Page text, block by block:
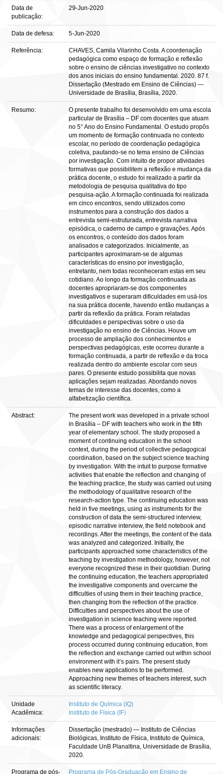
Data de
publicação:
29-Jun-2020
Data de defesa: 5-Jun-2020
Referência:
CHAVES, Camila Vilarinho Costa. A coordenação
pedagógica como espaço de formação e reflexão
sobre o ensino de ciências investigativo no contexto
dos anos iniciais do ensino fundamental. 2020. 87 f.
Dissertação (Mestrado em Ensino de Ciências) —
Universidade de Brasília, Brasília, 2020.
Resumo:
O presente trabalho foi desenvolvido em uma escola
particular de Brasília – DF com docentes que atuam
no 5° Ano do Ensino Fundamental. O estudo propôs
um momento de formação continuada no contexto
escolar, no período de coordenação pedagógica
coletiva, pautando-se no tema ensino de Ciências
por investigação. Com intuito de propor atividades
formativas que possibilitem a reflexão e mudança da
prática docente, o estudo foi realizado a partir da
metodologia de pesquisa qualitativa do tipo
pesquisa-ação. A formação continuada foi realizada
em cinco encontros, sendo utilizados como
instrumentos para a construção dos dados a
entrevista semi-estruturada, entrevista narrativa
episódica, o caderno de campo e gravações. Após
os encontros, o conteúdo dos dados foram
analisados e categorizados. Inicialmente, as
participantes aproximaram-se de algumas
características do ensino por investigação,
entretanto, nem todas reconheceram estas em seu
cotidiano. Ao longo da formação continuada as
docentes apropriaram-se dos componentes
investigativos e superaram dificuldades em usá-los
na sua prática docente, havendo então mudanças a
partir da reflexão da prática. Foram relatadas
dificuldades e perspectivas sobre o uso da
investigação no ensino de Ciências. Houve um
processo de ampliação dos conhecimentos e
perspectivas pedagógicas, este ocorreu durante a
formação continuada, a partir de reflexão e da troca
realizada dentro do ambiente escolar com seus
pares. O presente estudo possibilita que novas
aplicações sejam realizadas. Abordando novos
temas de interesse das docentes, como a
alfabetização científica.
Abstract:
The present work was developed in a private school
in Brasília – DF with teachers who work in the fifth
year of elementary school. The study proposed a
moment of continuing education in the school
context, during the period of collective pedagogical
coordination, based on the subject science teaching
by investigation. With the intuit to purpose formative
activities that enable the reflection and changing of
the teaching practice, the study was carried out using
the methodology of qualitative research of the
research-action type. The continuing education was
held in five meetings, using as instruments for the
construction of data the semi-structured interview,
episodic narrative interview, the field notebook and
recordings. After the meetings, the content of the data
was analyzed and categorized. Initially, the
participants approached some characteristics of the
teaching by investigation methodology, however, not
everyone recognized these in their quotidian. During
the continuing education, the teachers appropriated
the investigative components and overcame the
difficulties of using them in their teaching practice,
then changing from the reflection of the practice.
Difficulties and perspectives about the use of
investigation in science teaching were reported.
There was a process of enlargement of the
knowledge and pedagogical perspectives, this
process occurred during continuing education, from
the reflection and exchange carried out within school
environment with it’s pairs. The present study
enables new applications to be performed.
Approaching new themes of teachers interest, such
as scientific literacy.
Unidade
Acadêmica:
Instituto de Química (IQ)
Instituto de Física (IF)
Informações
adicionais:
Dissertação (mestrado) — Instituto de Ciências
Biológicas, Instituto de Física, Instituto de Química,
Faculdade UnB Planaltina, Universidade de Brasília,
2020.
Programa de pós- Programa de Pós-Graduação em Ensino de